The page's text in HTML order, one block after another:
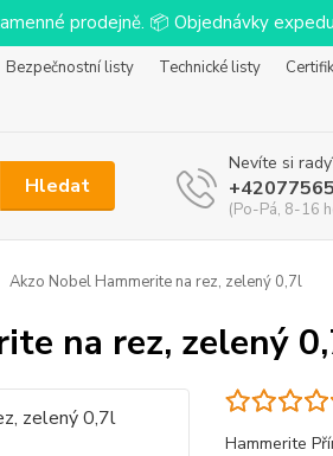
prodejně. 📦 Objednávky
Bezpečnostní listy Technické listy
Hledat
Nevíte si
(Po-Pá, 8-16
Akzo Nobel Hammerite na rez, zelený 0,7l
na rez, zelený
Hammerite